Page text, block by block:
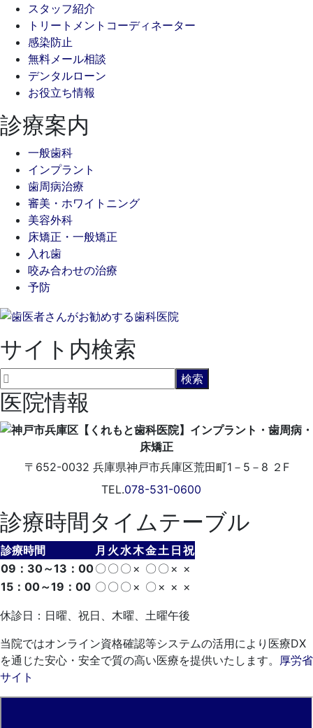
スタッフ紹介
トリートメントコーディネーター
感染防止
無料メール相談
デンタルローン
お役立ち情報
診療案内
一般歯科
インプラント
歯周病治療
審美・ホワイトニング
美容外科
床矯正・一般矯正
入れ歯
咬み合わせの治療
予防
サイト内検索
医院情報
〒652-0032 兵庫県神戸市兵庫区荒田町1－5－8 ２F
TEL.078-531-0600
診療時間タイムテーブル
診療時間 月 火 水木金土 日 祝
09：30～13：00〇 〇 〇 × 〇 〇 × ×
15：00～19：00 〇 〇 〇 × 〇 × × ×
休診日：日曜、祝日、木曜、土曜午後
当院ではオンライン資格確認等システムの活用により医療DX
を通じた安心・安全で質の高い医療を提供いたします。 厚労省
サイト